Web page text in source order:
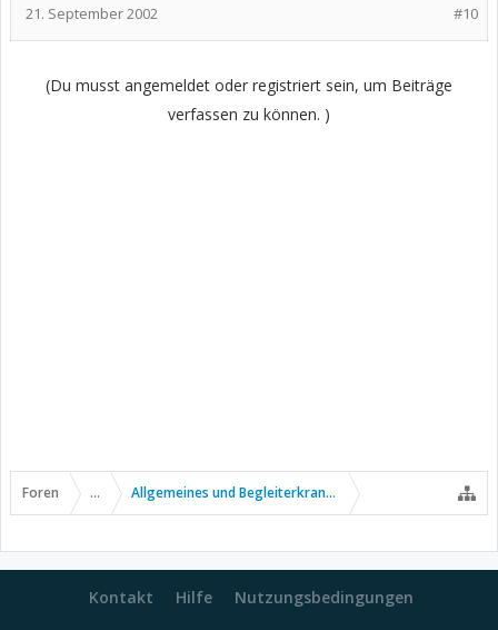
#10
21. September 2002
(Du musst angemeldet oder registriert sein, um Beiträge
verfassen zu können. )
Foren ... Allgemeines und Begleiterkrankungen
Kontakt Hilfe Nutzungsbedingungen